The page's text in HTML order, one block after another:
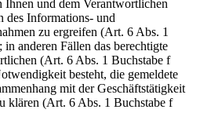
Ihnen und dem Verantwortlichen
des Informations- und
zu ergreifen (Art. 6 Abs. 1
anderen Fällen das berechtigte
(Art. 6 Abs. 1 Buchstabe f
besteht, die gemeldete
mit der Geschäftstätigkeit
klären (Art. 6 Abs. 1 Buchstabe f